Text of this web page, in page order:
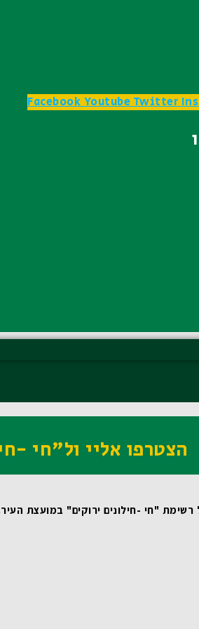
FacebookYoutubeTwitter
הצטרפו אליי ול"חי -
"חי -חילונים ירוקים" במועצת